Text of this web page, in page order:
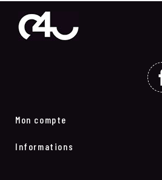
Mon compte
Informations